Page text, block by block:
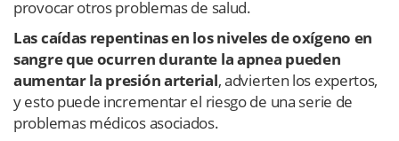
provocar otros problemas de salud.
Las caídas repentinas en los niveles de oxígeno en
sangre que ocurren durante la apnea pueden
aumentar la presión arterial, advierten los expertos,
y esto puede incrementar el riesgo de una serie de
problemas médicos asociados.